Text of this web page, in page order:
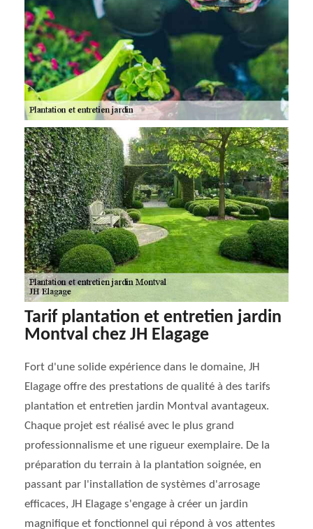
Tarif plantation et entretien jardin
Montval chez JH Elagage
Fort d'une solide expérience dans le domaine, JH
Elagage offre des prestations de qualité à des tarifs
plantation et entretien jardin Montval avantageux.
Chaque projet est réalisé avec le plus grand
professionnalisme et une rigueur exemplaire. De la
préparation du terrain à la plantation soignée, en
passant par l'installation de systèmes d'arrosage
efficaces, JH Elagage s'engage à créer un jardin
magnifique et fonctionnel qui répond à vos attentes